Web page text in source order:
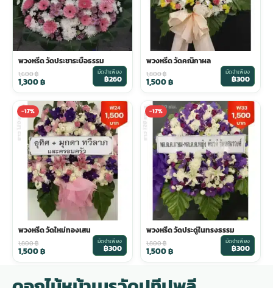
พวงหรีด วัดประชาระบือธรรม
1,600฿
1,300฿
มัดจำเพียง
฿260
พวงหรีด วัดคณิกาผล
1,800฿
1,500฿
มัดจำเพียง
฿300
-17%
พวงหรีด วัดใหม่ทองเสน
1,800฿
1,500฿
มัดจำเพียง
฿300
-17%
พวงหรีด วัดประดู่ในทรงธรรม
1,800฿
1,500฿
มัดจำเพียง
฿300